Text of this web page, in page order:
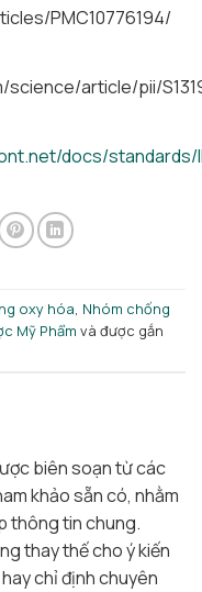
PMC10776194/
article/pii/
docs/standards/
oxy hóa Nhóm chống
Mỹ Phẩm và được gắn
biên soạn từ các
khảo sẵn có, nhằm
thông tin chung.
thay thế cho ý kiến
chỉ định chuyên